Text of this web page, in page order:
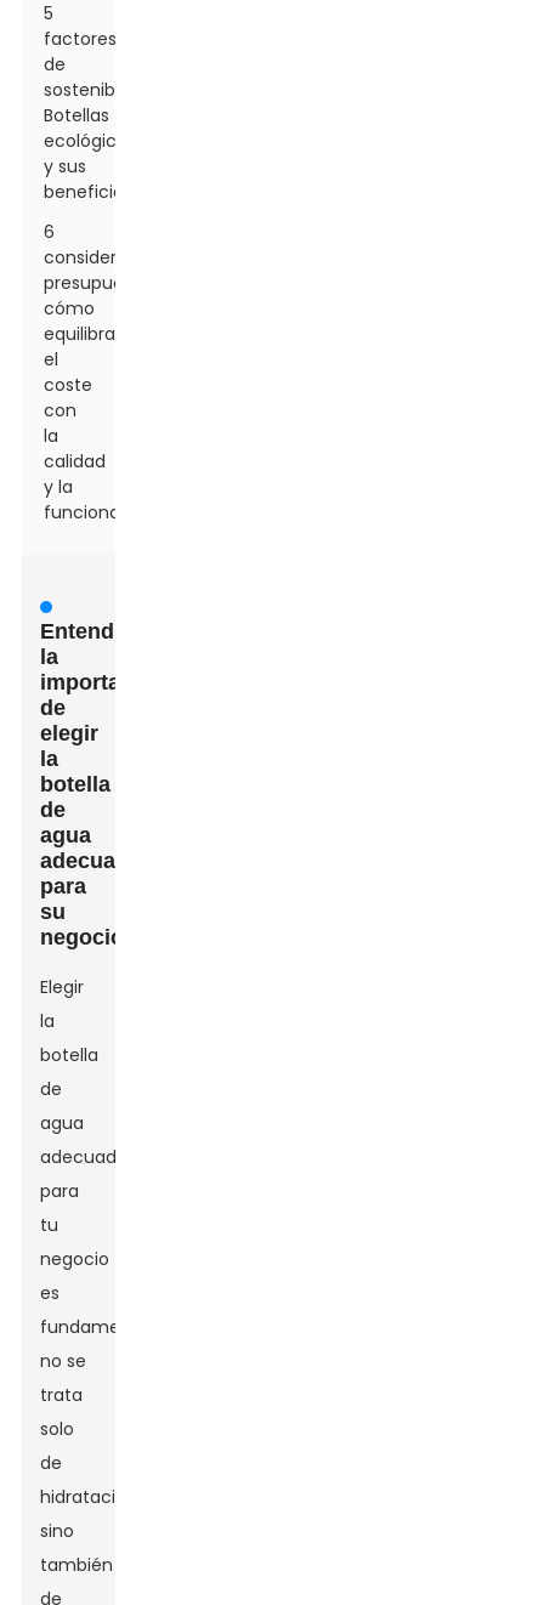
5
factores
de
sostenibilidad:
Botellas
ecológicas
y sus
beneficios
6
consideraciones
presupuestarias:
cómo
equilibrar
el
coste
con
la
calidad
y la
funcionalidad
Entendiendo
la
importancia
de
elegir
la
botella
de
agua
adecuada
para
su
negocio
Elegir
la
botella
de
agua
adecuada
para
tu
negocio
es
fundamental:
no se
trata
solo
de
hidratación,
sino
también
de